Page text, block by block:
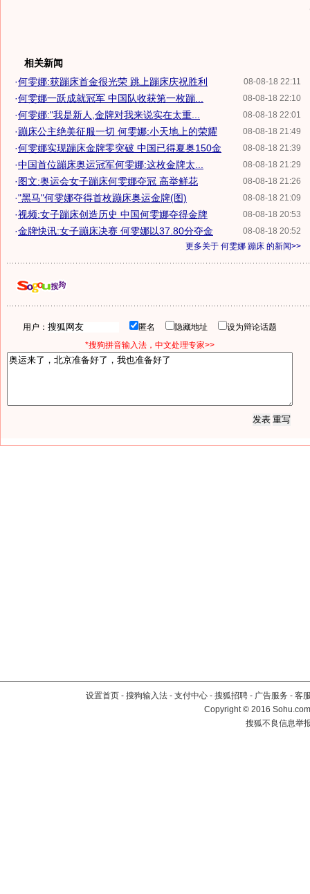
相关新闻
08-08-18 22:11
·何雯娜:获蹦床首金很光荣 跳上蹦床庆祝胜利
08-08-18 22:10
·何雯娜一跃成就冠军 中国队收获第一枚蹦...
08-08-18 22:01
·何雯娜:"我是新人,金牌对我来说实在太重...
08-08-18 21:49
·蹦床公主绝美征服一切 何雯娜:小天地上的荣耀
08-08-18 21:39
·何雯娜实现蹦床金牌零突破 中国已得夏奥150金
08-08-18 21:29
·中国首位蹦床奥运冠军何雯娜:这枚金牌太...
08-08-18 21:26
·图文:奥运会女子蹦床何雯娜夺冠 高举鲜花
08-08-18 21:09
·"黑马"何雯娜夺得首枚蹦床奥运金牌(图)
08-08-18 20:53
·视频:女子蹦床创造历史 中国何雯娜夺得金牌
08-08-18 20:52
·金牌快讯:女子蹦床决赛 何雯娜以37.80分夺金
更多关于 何雯娜 蹦床 的新闻>>
用户： 匿名 隐藏地址
设为辩论话题
*搜狗拼音输入法，中文处理专家>>
设置首页 - 搜狗输入法 - 支付中心 - 搜狐招聘 - 广告服务 - 客
Copyright©2016
搜狐不良信息举